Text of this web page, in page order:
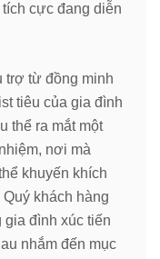
cực đang diễn
trợ từ đồng minh
tiêu của gia đình
thể ra mắt một
nơi mà
khuyến khích
Quý khách hàng
đình xúc tiến
nhắm đến mục